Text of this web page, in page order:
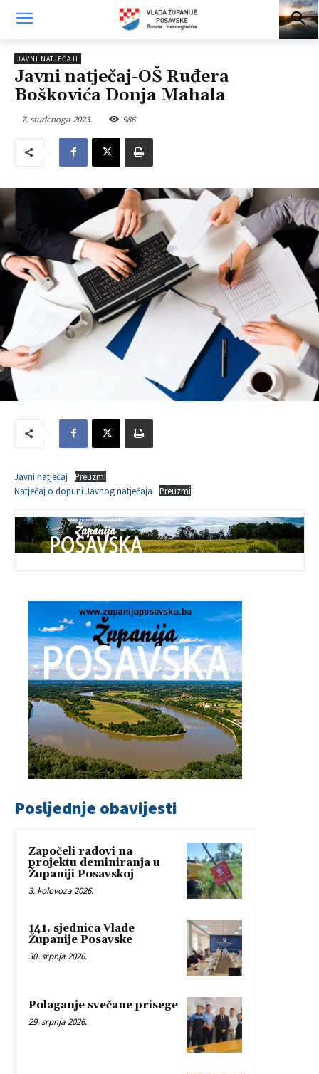
JAVNI NATJEČAJI
Javni natječaj-OŠ Ruđera
Boškovića Donja Mahala
7. studenoga 2023. 986
Javni natječaj
Preuzmi
Natječaj o dopuni Javnog natječaja
Preuzmi
Posljednje obavijesti
Započeli radovi na
projektu deminiranja u
Županiji Posavskoj
3. kolovoza 2026.
141. sjednica Vlade
Županije Posavske
30. srpnja 2026.
Polaganje svečane prisege
29. srpnja 2026.